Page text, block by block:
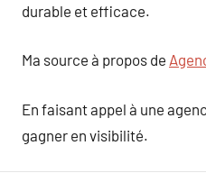
durable et efficace.
Ma source à propos de
En faisant appel à une
gagner en visibilité.